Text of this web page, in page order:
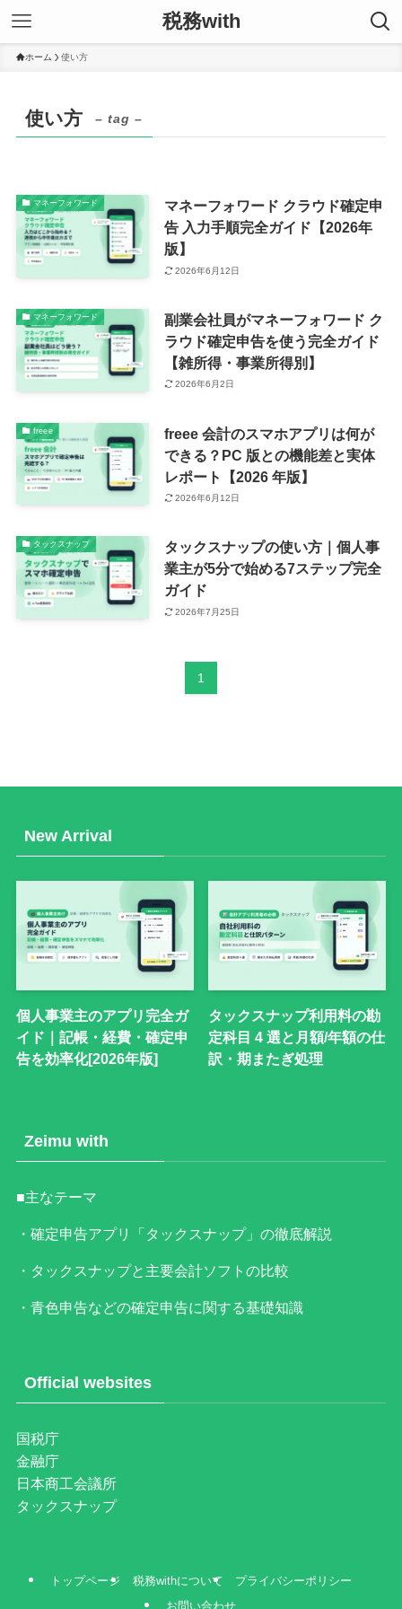
税務with
ホーム 使い方
使い方 – tag –
マネーフォワード
マネーフォワード クラウド確定申
告 入力手順完全ガイド【2026年
版】
2026年6月12日
マネーフォワード
副業会社員がマネーフォワード ク
ラウド確定申告を使う完全ガイド
【雑所得・事業所得別】
2026年6月2日
freee
freee 会計のスマホアプリは何が
できる？PC 版との機能差と実体
レポート【2026 年版】
2026年6月12日
タックスナップ
タックスナップの使い方｜個人事
業主が5分で始める7ステップ完全
ガイド
2026年7月25日
1
New Arrival
個人事業主のアプリ完全ガ
イド｜記帳・経費・確定申
告を効率化[2026年版]
タックスナップ利用料の勘
定科目 4 選と月額/年額の仕
訳・期またぎ処理
Zeimu with
■主なテーマ
・確定申告アプリ「タックスナップ」の徹底解説
・タックスナップと主要会計ソフトの比較
・青色申告などの確定申告に関する基礎知識
Official websites
国税庁
金融庁
日本商工会議所
タックスナップ
トップページ 税務withについて
プライバシーポリシー
お問い合わせ